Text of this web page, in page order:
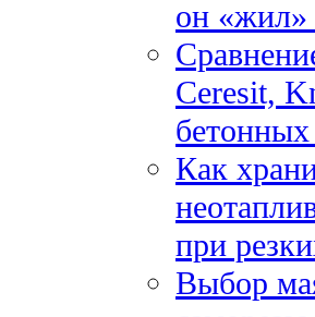
он
Ceresit,
Как
при
Выбор